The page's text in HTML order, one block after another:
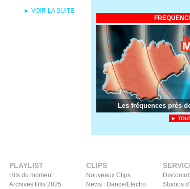
► VOIR LA SUITE
Les fréquences près
►
PLAYLIST
Hits du moment
Archives Hits 2025
CLIPS
Nouveaux Clips
News : Dance/Electro
Studios